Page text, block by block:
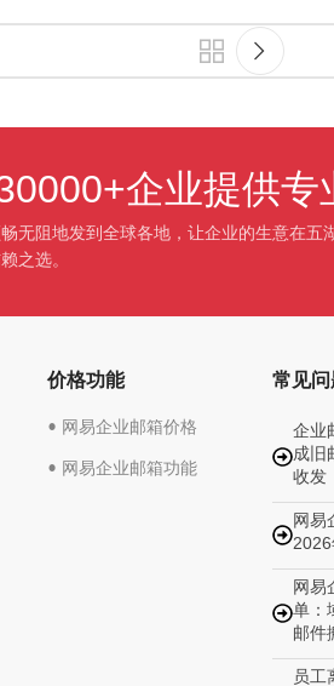
企业提供专
无阻地发到全球各地，让企业的生意在
之选。
价格功能
• 网易企业邮箱价格
• 网易企业邮箱功能
常见问
企业
成旧
收发
网易
2026
网易
单：
邮件
员工